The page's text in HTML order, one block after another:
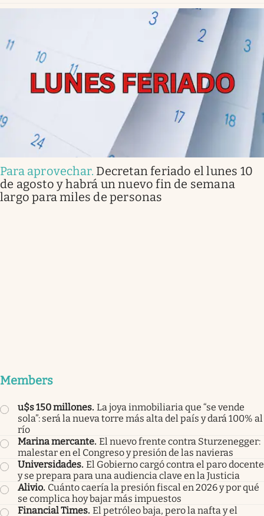
Para aprovechar. Decretan feriado el lunes 10
de agosto y habrá un nuevo fin de semana
largo para miles de personas
Members
u$s 150 millones. La joya inmobiliaria que “se vende
sola”: será la nueva torre más alta del país y dará 100% al
río
Marina mercante. El nuevo frente contra Sturzenegger:
malestar en el Congreso y presión de las navieras
Universidades. El Gobierno cargó contra el paro docente
y se prepara para una audiencia clave en la Justicia
Alivio. Cuánto caería la presión fiscal en 2026 y por qué
se complica hoy bajar más impuestos
Financial Times. El petróleo baja, pero la nafta y el